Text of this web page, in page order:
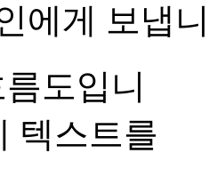
에게 보냅